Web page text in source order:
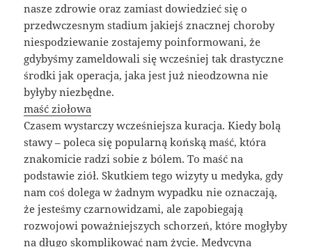
nasze zdrowie oraz zamiast dowiedzieć się o
przedwczesnym stadium jakiejś znacznej choroby
niespodziewanie zostajemy poinformowani, że
gdybyśmy zameldowali się wcześniej tak drastyczne
środki jak operacja, jaka jest już nieodzowna nie
byłyby niezbędne.
maść ziołowa
Czasem wystarczy wcześniejsza kuracja. Kiedy bolą
stawy – poleca się popularną końską maść, która
znakomicie radzi sobie z bólem. To maść na
podstawie ziół. Skutkiem tego wizyty u medyka, gdy
nam coś dolega w żadnym wypadku nie oznaczają,
że jesteśmy czarnowidzami, ale zapobiegają
rozwojowi poważniejszych schorzeń, które mogłyby
na długo skomplikować nam życie. Medycyna